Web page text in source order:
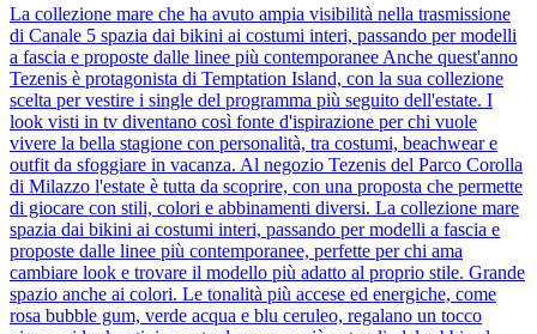
La collezione mare che ha avuto ampia visibilità nella trasmissione
di Canale 5 spazia dai bikini ai costumi interi, passando per modelli
a fascia e proposte dalle linee più contemporanee Anche quest'anno
Tezenis è protagonista di Temptation Island, con la sua collezione
scelta per vestire i single del programma più seguito dell'estate. I
look visti in tv diventano così fonte d'ispirazione per chi vuole
vivere la bella stagione con personalità, tra costumi, beachwear e
outfit da sfoggiare in vacanza. Al negozio Tezenis del Parco Corolla
di Milazzo l'estate è tutta da scoprire, con una proposta che permette
di giocare con stili, colori e abbinamenti diversi. La collezione mare
spazia dai bikini ai costumi interi, passando per modelli a fascia e
proposte dalle linee più contemporanee, perfette per chi ama
cambiare look e trovare il modello più adatto al proprio stile. Grande
spazio anche ai colori. Le tonalità più accese ed energiche, come
rosa bubble gum, verde acqua e blu ceruleo, regalano un tocco